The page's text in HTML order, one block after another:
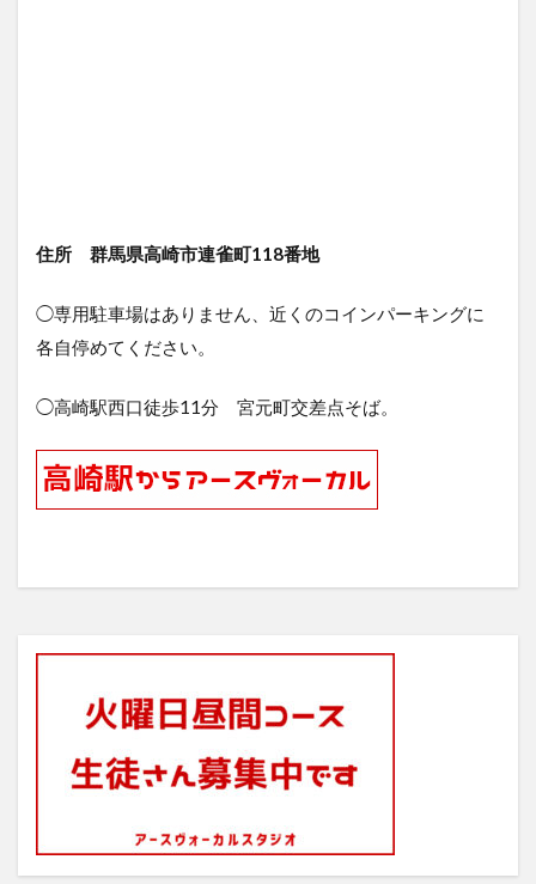
住所 群馬県高崎市連雀町118番地
◯専用駐車場はありません、近くのコインパーキングに
各自停めてください。
◯高崎駅西口徒歩11分 宮元町交差点そば。